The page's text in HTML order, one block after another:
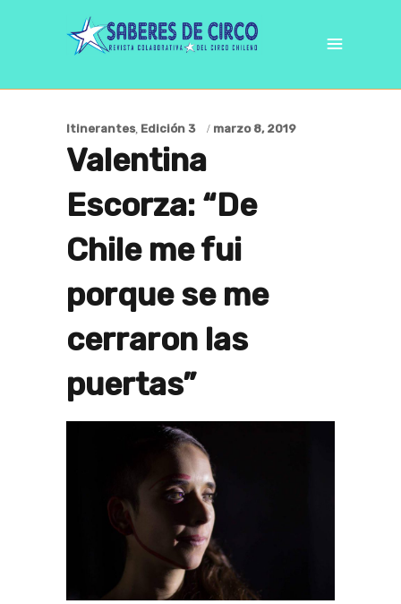
Itinerantes, Edición 3 marzo 8, 2019
Valentina
Escorza: “De
Chile me fui
porque se me
cerraron las
puertas”